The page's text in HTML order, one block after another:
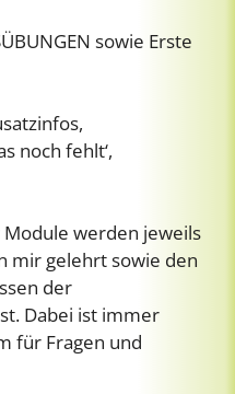
sowie Erste
noch fehlt‘,
werden jeweils
mir gelehrt sowie den
der
Dabei ist immer
für Fragen und